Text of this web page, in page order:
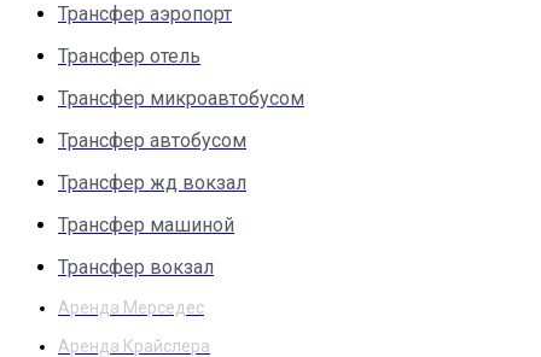
Трансфер аэропорт
Трансфер отель
Трансфер микроавтобусом
Трансфер автобусом
Трансфер жд вокзал
Трансфер машиной
Трансфер вокзал
Аренда Мерседес
Аренда Крайслера